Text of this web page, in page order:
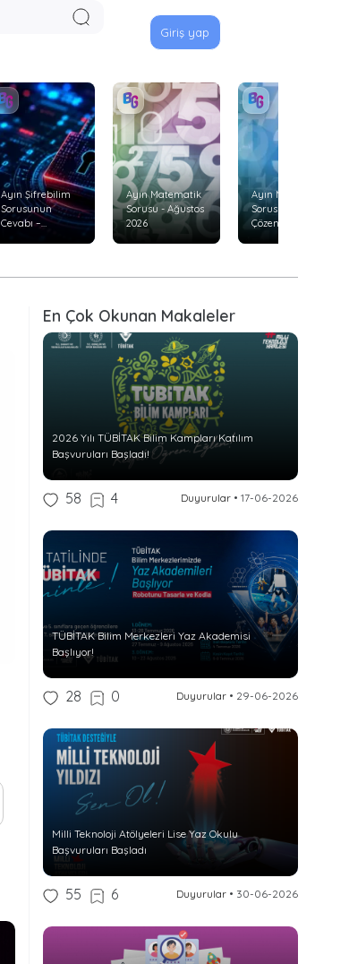
Giriş yap
Ayın Şifrebilim
Sorusunun
Cevabı –
Ayın Matematik
Sorusu - Ağustos
2026
Ayın Matematik
Sorusunu Doğru
Çözenler –
En Çok Okunan Makaleler
2026 Yılı TÜBİTAK Bilim Kampları Katılım
Başvuruları Başladı!
58 4 Duyurular• 17-06-2026
TÜBİTAK Bilim Merkezleri Yaz Akademisi
Başlıyor!
28 0 Duyurular• 29-06-2026
Milli Teknoloji Atölyeleri Lise Yaz Okulu
Başvuruları Başladı
55 6 Duyurular• 30-06-2026